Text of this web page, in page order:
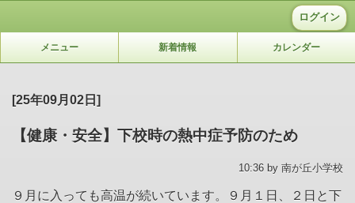
ログイン
メニュー 新着情報 カレンダー
[25年09月02日]
【健康・安全】下校時の熱中症予防のため
10:36 by 南が丘小学校
９月に入っても高温が続いています。９月１日、２日と下